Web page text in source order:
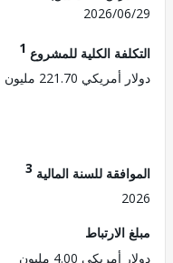
2026/
الكلية للمشروع1
221.70 مليون
للسنة المالية3
4.00 مليون